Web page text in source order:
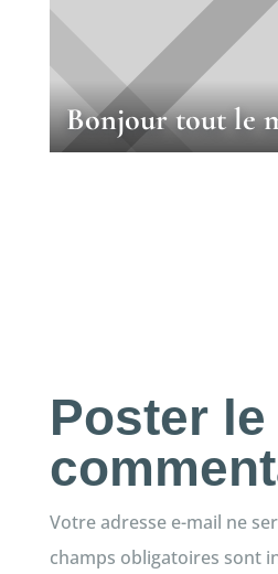
Bonjour tout le
Poster le
Votre adresse e-mail ne
champs obligatoires sont